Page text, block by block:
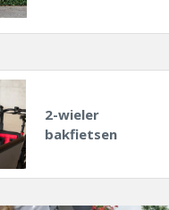
2-wieler
bakfietsen